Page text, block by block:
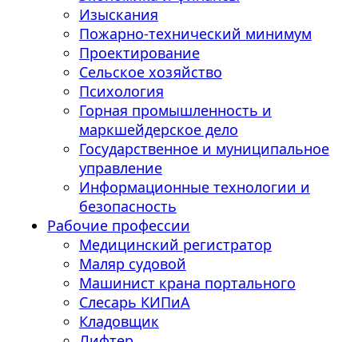
Изыскания
Пожарно-технический минимум
Проектирование
Сельское хозяйство
Психология
Горная промышленность и
маркшейдерское дело
Государственное и муниципальное
управление
Информационные технологии и
безопасность
Рабочие профессии
Медицинский регистратор
Маляр судовой
Машинист крана портального
Слесарь КИПиА
Кладовщик